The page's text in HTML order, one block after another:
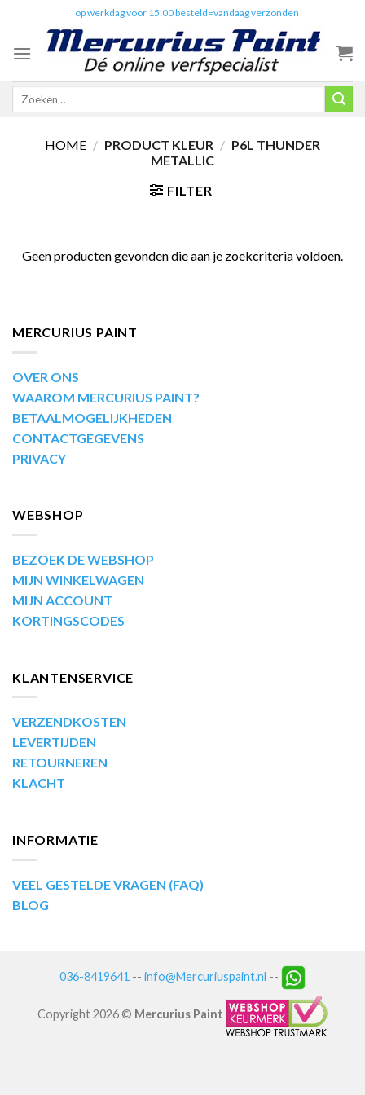
content
op werkdag voor 15:00 besteld=vandaag verzonden
Zoeken
HOME / PRODUCT KLEUR / P6L THUNDER
METALLIC
FILTER
Geen producten gevonden die aan je zoekcriteria voldoen.
MERCURIUS PAINT
OVER ONS
WAAROM MERCURIUS PAINT?
BETAALMOGELIJKHEDEN
CONTACTGEGEVENS
PRIVACY
WEBSHOP
BEZOEK DE WEBSHOP
MIJN WINKELWAGEN
MIJN ACCOUNT
KORTINGSCODES
KLANTENSERVICE
VERZENDKOSTEN
LEVERTIJDEN
RETOURNEREN
KLACHT
INFORMATIE
VEEL GESTELDE VRAGEN (FAQ)
BLOG
036-8419641 -- info@Mercuriuspaint.nl --
Copyright 2026 © Mercurius Paint